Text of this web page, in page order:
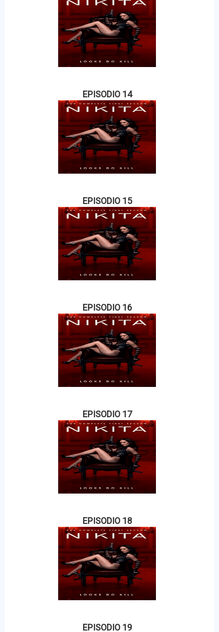
EPISODIO 14
EPISODIO 15
EPISODIO 16
EPISODIO 17
EPISODIO 18
EPISODIO 19